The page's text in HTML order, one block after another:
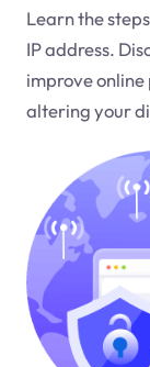
Learn the
IP address.
improve
altering your